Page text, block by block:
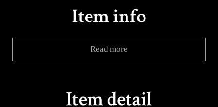
Read more